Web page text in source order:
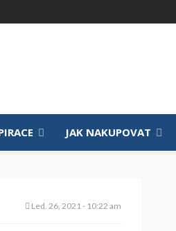
JAK NAKUPOVAT
Led. 26, 2021 - 10:22 am